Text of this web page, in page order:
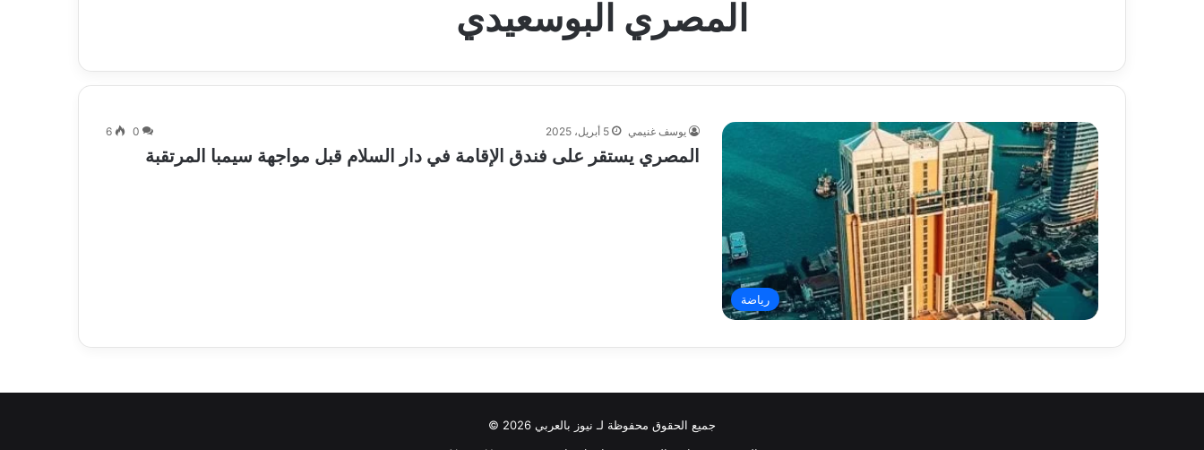
المصري البوسعيدي
رياضة
يوسف غنيمي 5 أبريل، 2025 0
6
المصري يستقر على فندق الإقامة في دار السلام قبل مواجهة سيمبا المرتقبة
جميع الحقوق محفوظة لـ نيوز بالعربي 2026 ©